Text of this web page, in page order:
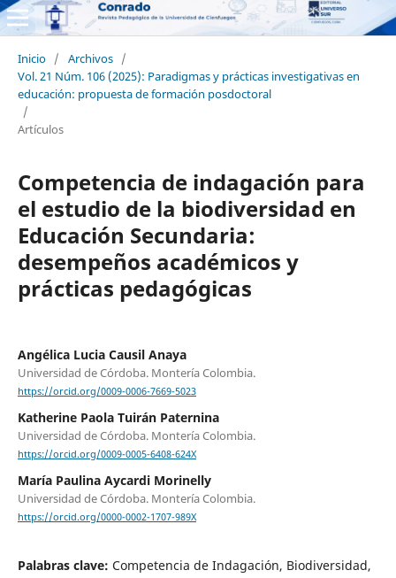
Inicio / Archivos /
Vol. 21 Núm. 106 (2025): Paradigmas y prácticas investigativas en
educación: propuesta de formación posdoctoral
/
Artículos
Competencia de indagación para
el estudio de la biodiversidad en
Educación Secundaria:
desempeños académicos y
prácticas pedagógicas
Angélica Lucia Causil Anaya
Universidad de Córdoba. Montería Colombia.
https://orcid.org/0009-0006-7669-5023
Katherine Paola Tuirán Paternina
Universidad de Córdoba. Montería Colombia.
https://orcid.org/0009-0005-6408-624X
María Paulina Aycardi Morinelly
Universidad de Córdoba. Montería Colombia.
https://orcid.org/0000-0002-1707-989X
Palabras clave: Competencia de Indagación, Biodiversidad,